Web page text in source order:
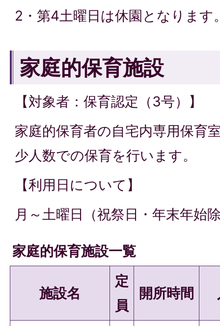
2・第4土曜日は休園となります
家庭的保育施設
【対象者：保育認定（3号）】
家庭的保育者の自宅内専用保育
少人数での保育を行います。
【利用日について】
月～土曜日（祝祭日・年末年始
家庭的保育施設一覧
施設名
定
員
開所時間